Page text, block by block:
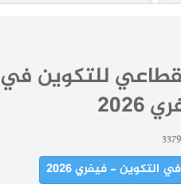
للتكوين
- فيفري 2026